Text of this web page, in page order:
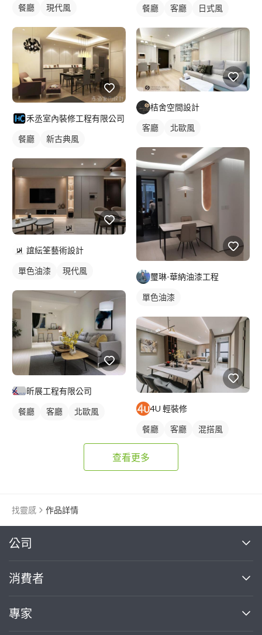
餐廳 現代風
禾丞室內裝修工程有限公司
餐廳 新古典風
誼紜筌藝術設計
單色油漆 現代風
昕展工程有限公司
餐廳 客廳 北歐風
餐廳 客廳 日式風
桔舍空間設計
客廳 北歐風
璽琳-華納油漆工程
單色油漆
4U 輕裝修
餐廳 客廳 混搭風
查看更多
找靈感 作品詳情
公司
關於我們
部落格
消費者
買服務
專家
繼續完成